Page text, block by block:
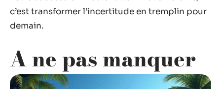
c’est transformer l’incertitude en tremplin pour
demain.
A ne pas manquer